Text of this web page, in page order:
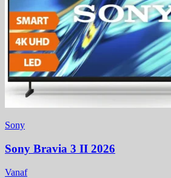
Sony
Sony Bravia 3 II 2026
Vanaf